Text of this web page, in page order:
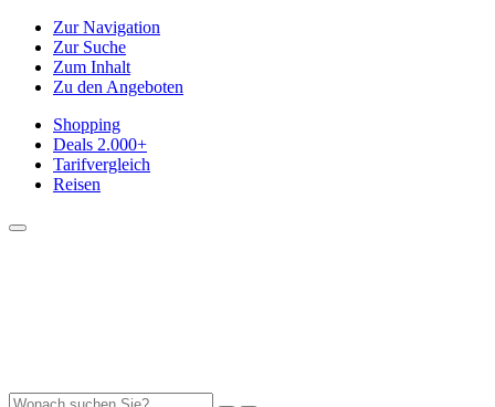
Zur Navigation
Zur Suche
Zum Inhalt
Zu den Angeboten
Shopping
Deals 2.000+
Tarifvergleich
Reisen